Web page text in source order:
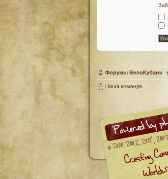
Форумы ВелоКубани
Наша команда